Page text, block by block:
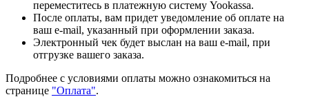
переместитесь в платежную систему Yookassa.
После оплаты, вам придет уведомление об оплате на
ваш e-mail, указанный при оформлении заказа.
Электронный чек будет выслан на ваш e-mail, при
отгрузке вашего заказа.
Подробнее с условиями оплаты можно ознакомиться на
странице "Оплата".